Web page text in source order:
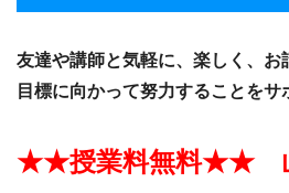
友達や講師と気軽に、楽しく、お
目標に向かって努力することをサ
★★授業料無料★★